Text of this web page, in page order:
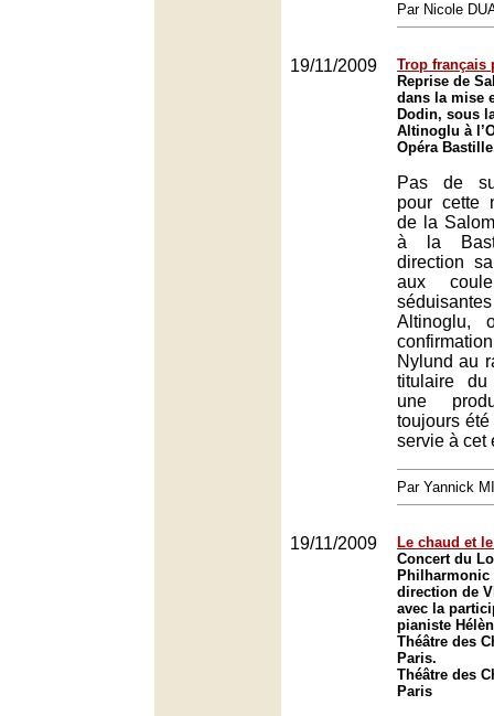
Par Nicole
19/11/2009
Trop français
Reprise de
dans la mise
Dodin, sous
Altinoglu à
Opéra
Pas de
pour cette
de la
à la
direction
aux
Altinoglu,
Nylund au
titulaire du
une
toujours
servie à cet
Par Yannick
19/11/2009
Le chaud et
Concert du
Philharmonic
direction de
avec la
pianiste
Théâtre des
Paris.
Théâtre des
Paris